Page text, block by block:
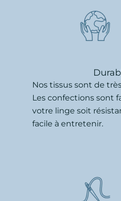
Nos tissus sont de
Les confections sont
votre linge soit
facile à entretenir.